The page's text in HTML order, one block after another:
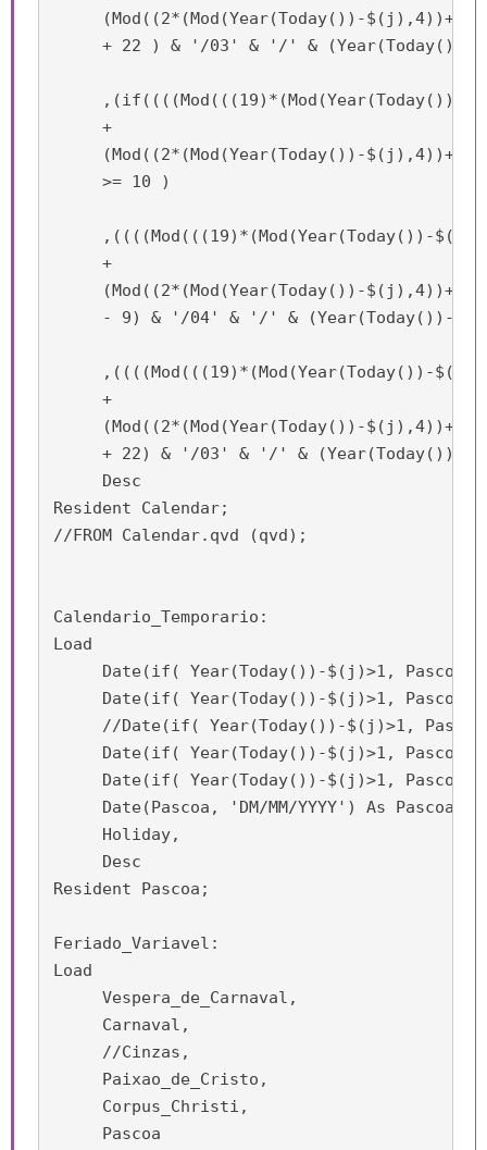
(Mod((2*(Mod(Year(Today())-
+ 22 ) & '/03' & '/' & (Year(Today())-
,(if((((Mod(((19)*(Mod(Year(Today())-
+
(Mod((2*(Mod(Year(Today())-
>= 10 )
,((((Mod(((19)*(Mod(Year(Today())-
+
(Mod((2*(Mod(Year(Today())-
- 9) & '/04' & '/' & (Year(Today())-
,((((Mod(((19)*(Mod(Year(Today())-
+
(Mod((2*(Mod(Year(Today())-
+ 22) & '/03' & '/' & (Year(Today())-
Desc
Resident Calendar;
//FROM Calendar.qvd (qvd);
Calendario_Temporario:
Load
Date(if( Year(Today())-$(j)>1, Pascoa -
Date(if( Year(Today())-$(j)>1, Pascoa -
//Date(if( Year(Today())-$(j)>1, Pascoa
Date(if( Year(Today())-$(j)>1, Pascoa -
Date(if( Year(Today())-$(j)>1, Pascoa +
Date(Pascoa, 'DM/MM/YYYY') As Pascoa,
Holiday,
Desc
Resident Pascoa;
Feriado_Variavel:
Load
Vespera_de_Carnaval,
Carnaval,
//Cinzas,
Paixao_de_Cristo,
Corpus_Christi,
Pascoa